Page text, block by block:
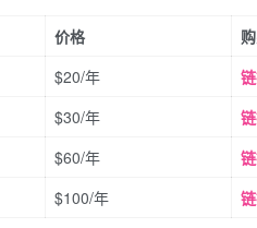
价格
$20/年
$30/年
$60/年
$100/年